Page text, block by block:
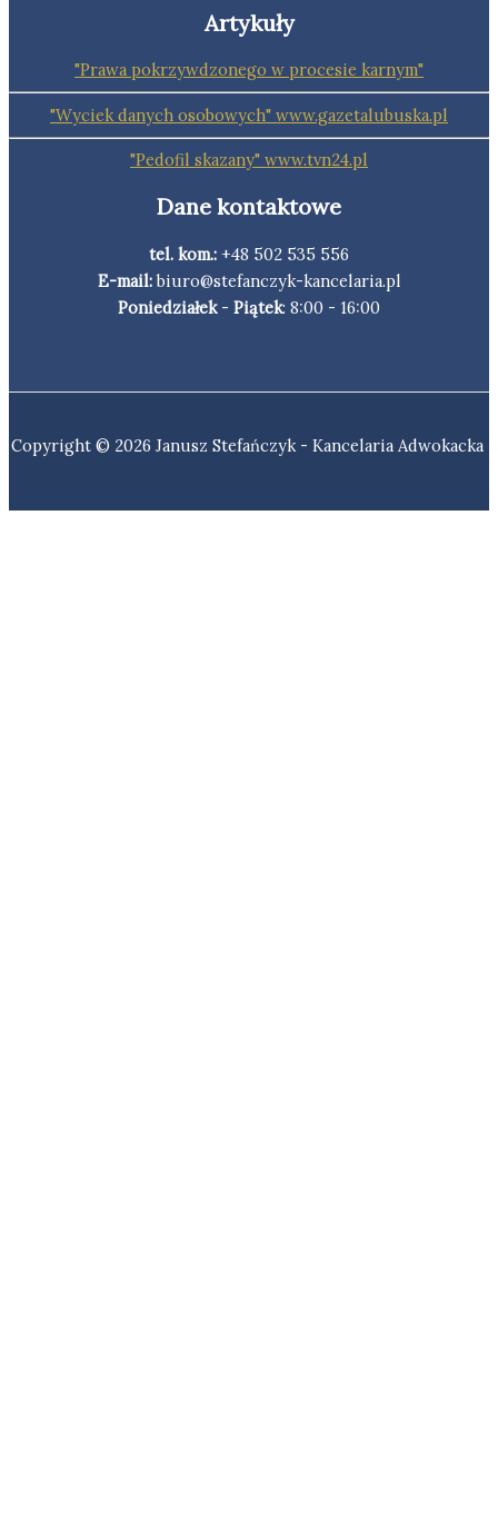
Artykuły
"Prawa pokrzywdzonego w procesie karnym"
"Wyciek danych osobowych" www.gazetalubuska.pl
"Pedofil skazany" www.tvn24.pl
Dane kontaktowe
tel. kom.: +48 502 535 556
E-mail:biuro@stefanczyk-kancelaria.pl
Poniedziałek- Piątek: 8:00 - 16:00
Copyright © 2026 Janusz Stefańczyk - Kancelaria Adwokacka